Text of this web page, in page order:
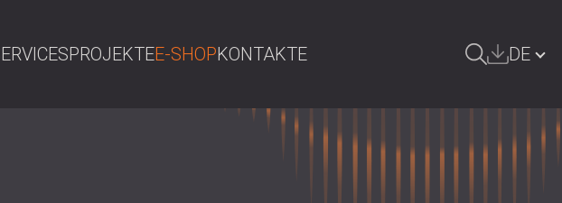
PROJEKTEE-SHOPKONTAKTE DE
GREAT BRITAIN | GB